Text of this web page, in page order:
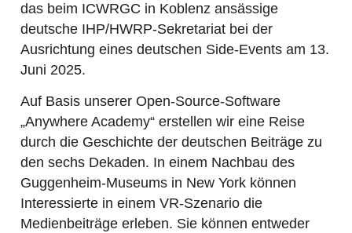
das beim ICWRGC in Koblenz ansässige
deutsche IHP/HWRP-Sekretariat bei der
Ausrichtung eines deutschen Side-Events am 13.
Juni 2025.
Auf Basis unserer Open-Source-Software
„Anywhere Academy“ erstellen wir eine Reise
durch die Geschichte der deutschen Beiträge zu
den sechs Dekaden. In einem Nachbau des
Guggenheim-Museums in New York können
Interessierte in einem VR-Szenario die
Medienbeiträge erleben. Sie können entweder